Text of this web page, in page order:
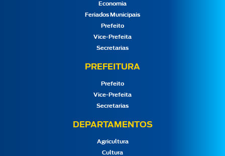
Economia
Feriados Municipais
Prefeito
Vice-Prefeita
Secretarias
PREFEITURA
Prefeito
Vice-Prefeita
Secretarias
DEPARTAMENTOS
Agricultura
Cultura